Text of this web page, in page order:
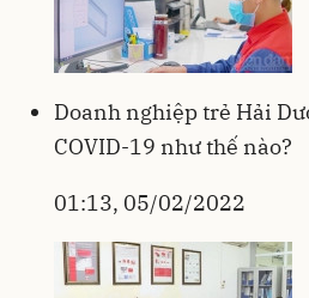
Doanh nghiệp trẻ Hải
COVID-19 như thế nào?
01:13, 05/02/2022